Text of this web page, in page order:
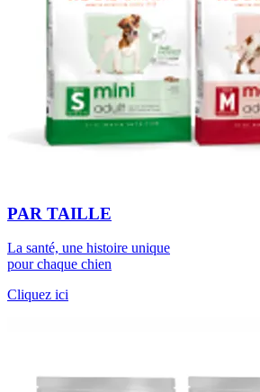
PAR TAILLE
La santé, une histoire unique
pour chaque chien
Cliquez ici